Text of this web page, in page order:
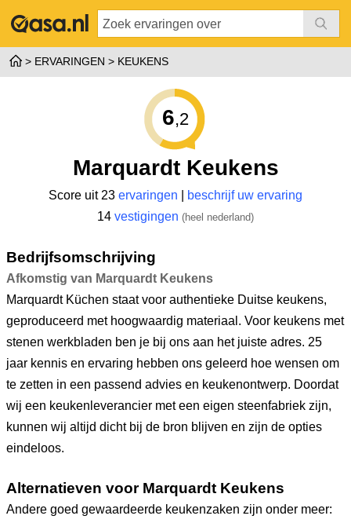
ERVARINGEN KEUKENS
6,2
Marquardt Keukens
Score uit 23 ervaringen
beschrijf uw ervaring
14 vestigingen (heel nederland)
Bedrijfsomschrijving
Afkomstig van Marquardt Keukens
Marquardt Küchen staat voor authentieke Duitse keukens,
geproduceerd met hoogwaardig materiaal. Voor keukens met
stenen werkbladen ben je bij ons aan het juiste adres. 25
jaar kennis en ervaring hebben ons geleerd hoe wensen om
te zetten in een passend advies en keukenontwerp. Doordat
wij een keukenleverancier met een eigen steenfabriek zijn,
kunnen wij altijd dicht bij de bron blijven en zijn de opties
eindeloos.
Alternatieven voor Marquardt Keukens
Andere goed gewaardeerde keukenzaken zijn onder meer: